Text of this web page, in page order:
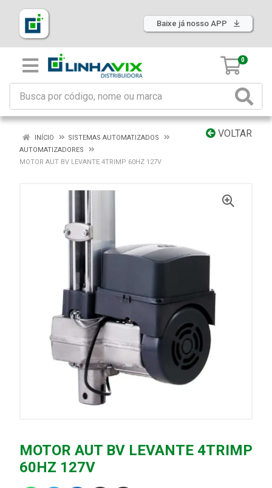
Baixe já nosso APP
0
VOLTAR
INÍCIO
SISTEMAS AUTOMATIZADOS
AUTOMATIZADORES
MOTOR AUT BV LEVANTE 4TRIMP 60HZ 127V
MOTOR AUT BV LEVANTE 4TRIMP
60HZ 127V